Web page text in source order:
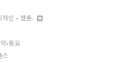
자인 • 웹툰.
•동요
스